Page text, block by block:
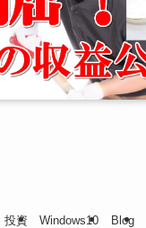
投資 Windows10 Blog